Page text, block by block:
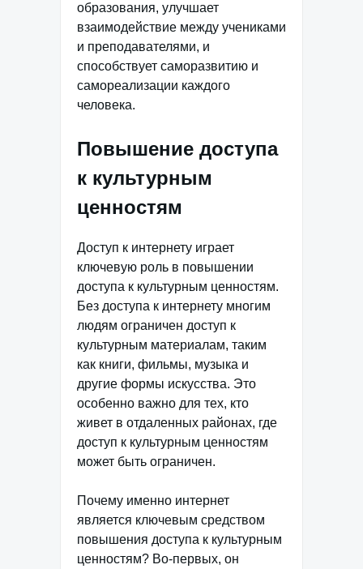
образования, улучшает
взаимодействие между учениками
и преподавателями, и
способствует саморазвитию и
самореализации каждого
человека.
Повышение доступа
к культурным
ценностям
Доступ к интернету играет
ключевую роль в повышении
доступа к культурным ценностям.
Без доступа к интернету многим
людям ограничен доступ к
культурным материалам, таким
как книги, фильмы, музыка и
другие формы искусства. Это
особенно важно для тех, кто
живет в отдаленных районах, где
доступ к культурным ценностям
может быть ограничен.
Почему именно интернет
является ключевым средством
повышения доступа к культурным
ценностям? Во-первых, он